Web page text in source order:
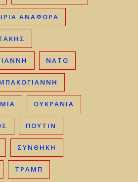
ΑΝΑΦΟΡΑ
ΝΑΤΟ
ΟΥΚΡΑΝΊΑ
ΠΟΥΤΙΝ
ΣΥΝΘΗΚΗ
ΤΡΑΜΠ